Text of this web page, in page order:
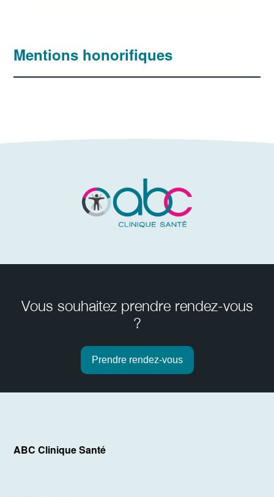
Mentions honorifiques
Vous souhaitez prendre rendez-vous
?
Prendre rendez-vous
ABC Clinique Santé